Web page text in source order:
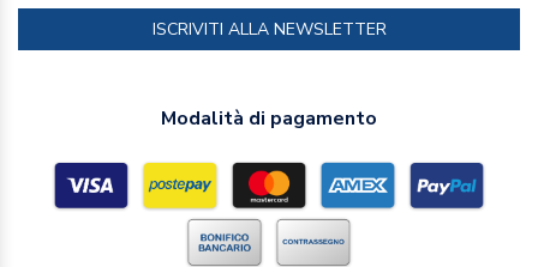
ISCRIVITI ALLA NEWSLETTER
Modalità di pagamento